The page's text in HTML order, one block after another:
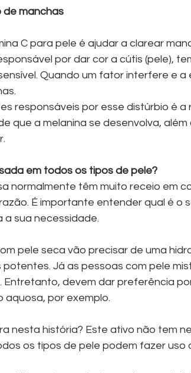
de manchas
C para pele é ajudar a clarear
por dar cor a cútis (pele),
Quando um fator interfere e a
responsáveis por esse distúrbio é a
que a melanina se desenvolva,
em todos os tipos de pele?
normalmente têm muito receio em
É importante entender qual é o
sua necessidade.
pele seca vão precisar de uma
Já as pessoas com pele
devem dar preferência
aquosa, por exemplo.
os tipos de pele podem fazer uso